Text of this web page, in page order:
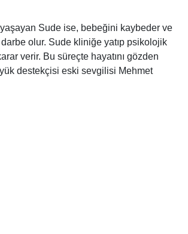
Sude ise, bebeğini kaybeder ve
olur. Sude kliniğe yatıp psikolojik
verir. Bu süreçte hayatını gözden
destekçisi eski sevgilisi Mehmet